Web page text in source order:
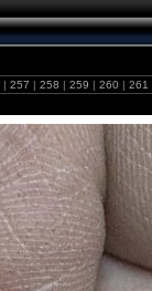
| 257 | 258 | 259 | 260 | 261